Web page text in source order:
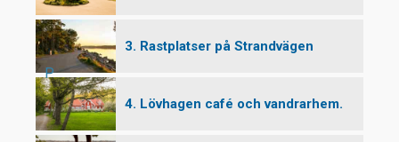
P
3. Rastplatser på Strandvägen
4. Lövhagen café och vandrarhem.